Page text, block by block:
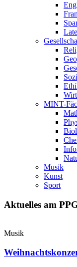
MINT-
Musik
Kunst
Sport
Aktuelles am
Musik